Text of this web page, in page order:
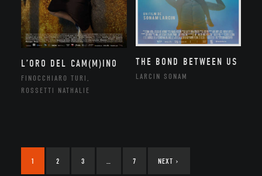
L’ORO DEL CAM(M)INO
FINOCCHIARO TURI,
ROSSETTI NATHALIE
THE BOND BETWEEN US
LARCIN SONAM
1 2 3 7 NEXT ›